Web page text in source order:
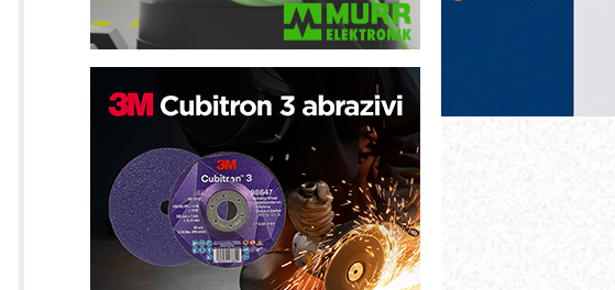
Trajna oznaka kao dugoročna korist
Bezbednost na prvom mestu!
IB BLUMENAUER - više od 40 godina
poverenja u industriji
RMQ-TITAN ADVANCED INDICATOR